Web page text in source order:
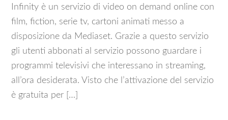
Infinity è un servizio di video on demand online con
film, fiction, serie tv, cartoni animati messo a
disposizione da Mediaset. Grazie a questo servizio
gli utenti abbonati al servizio possono guardare i
programmi televisivi che interessano in streaming,
all’ora desiderata. Visto che l’attivazione del servizio
è gratuita per […]